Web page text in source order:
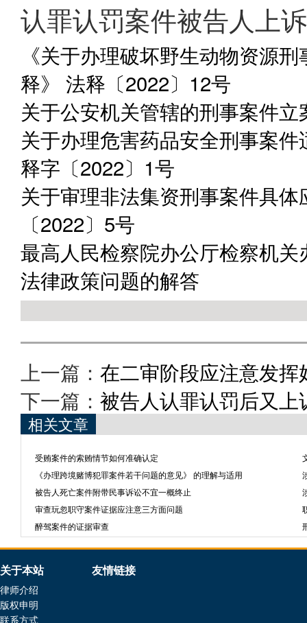
认罪认罚案件被告人上
《关于办理破坏野生动物资源
释》 法释〔2022〕12号
关于公安机关管辖的刑事案件
关于办理危害药品安全刑事案
释字〔2022〕1号
关于审理非法集资刑事案件具
〔2022〕5号
最高人民检察院办公厅检察机
法律政策问题的解答
上一篇： 在二审阶段应注意发
下一篇： 被告人认罪认罚后又
相关文章
受贿案件的索贿情节如何准确认定
《办理跨境赌博犯罪案件若干问题的意见》 的理解与适用
被告人死亡案件附带民事诉讼不宜一概终止
审查玩忽职守案件证据应注意三方面问题
醉驾案件的证据审查
关于本站
律师介绍
版权申明
联系方式
友情链接